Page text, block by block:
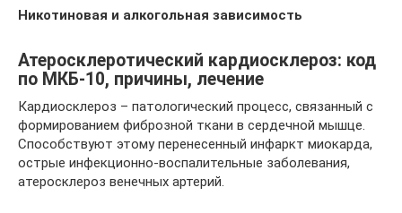
Никотиновая и алкогольная зависимость
Атеросклеротический кардиосклероз: код
по МКБ-10, причины, лечение
Кардиосклероз – патологический процесс, связанный с
формированием фиброзной ткани в сердечной мышце.
Способствуют этому перенесенный инфаркт миокарда,
острые инфекционно-воспалительные заболевания,
атеросклероз венечных артерий.